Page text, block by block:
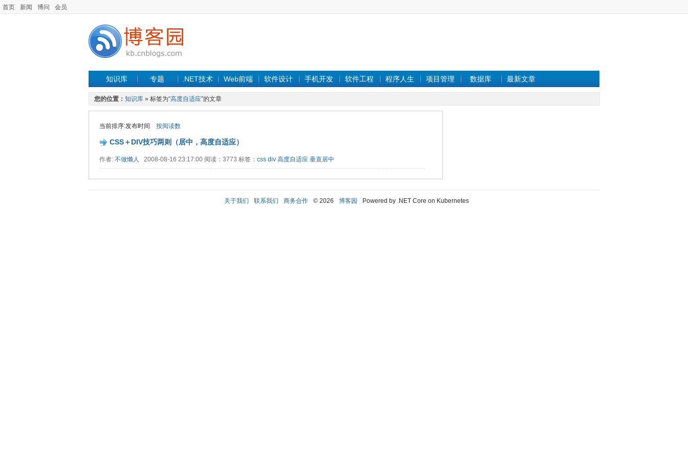
首页 新闻 博问 会员
知识库 专题 .NET技术 Web前端 软件设计 手机开发 软件工程 程序人生 项目管理 数据库 最新文章
您的位置： 知识库 » 标签为“高度自适应”的文章
当前排序:发布时间 按阅读数
CSS＋DIV技巧两则（居中，高度自适应）
作者: 不做懒人 2008-08-16 23:17:00 阅读：3773 标签： css div 高度自适应 垂直居中
关于我们 联系我们 商务合作 © 2026 博客园 Powered by .NET Core on Kubernetes